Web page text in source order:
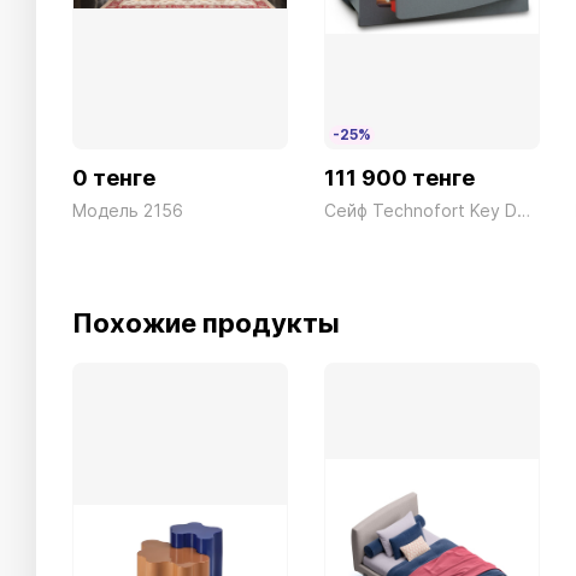
0 тенге
Модель 2156
-25%
111 900 тенге
Сейф Technofort Key DK/4 Ключ серый Technomax 18кг
Похожие продукты